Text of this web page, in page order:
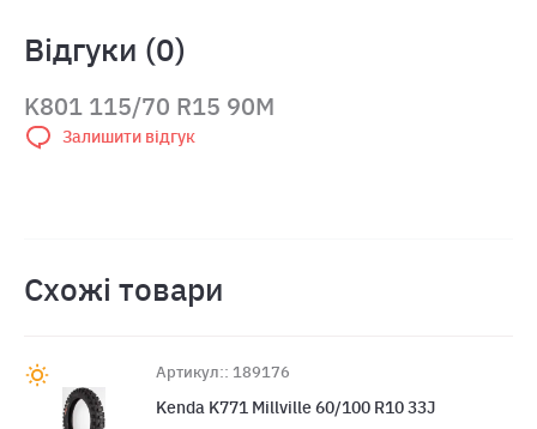
Відгуки (0)
K801 115/70 R15 90M
Залишити відгук
Схожі товари
Артикул:: 189176
Kenda K771 Millville 60/100 R10 33J